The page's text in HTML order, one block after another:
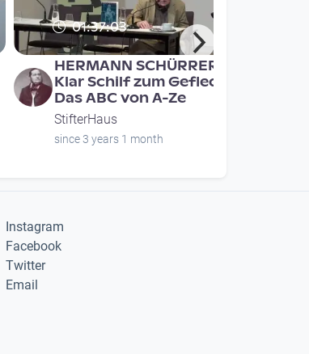
01:37:03
HERMANN SCHÜRRER:
Klar Schilf zum Geflecht.
Das ABC von A-Ze
StifterHaus
since 3 years 1 month
Instagram
Facebook
Twitter
Email